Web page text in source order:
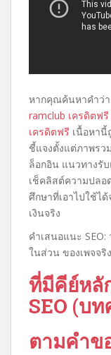
หากคุณค้นหาคำว่า
ramclub เครดิตฟรี
เครดิตฟรี เนื้อหา
ชี้แจงตั้งแต่ภาพร
ล็อกอิน แนวทางรั
เช็คลิสต์ความปลอ
ศึกษาที่เอาไปใช้ไ
เงินจริง
คำเสนอแนะ
ในส่วน ของเพจจริ
ที่มีคีย์หลั
SEO (บ
ตามคำข